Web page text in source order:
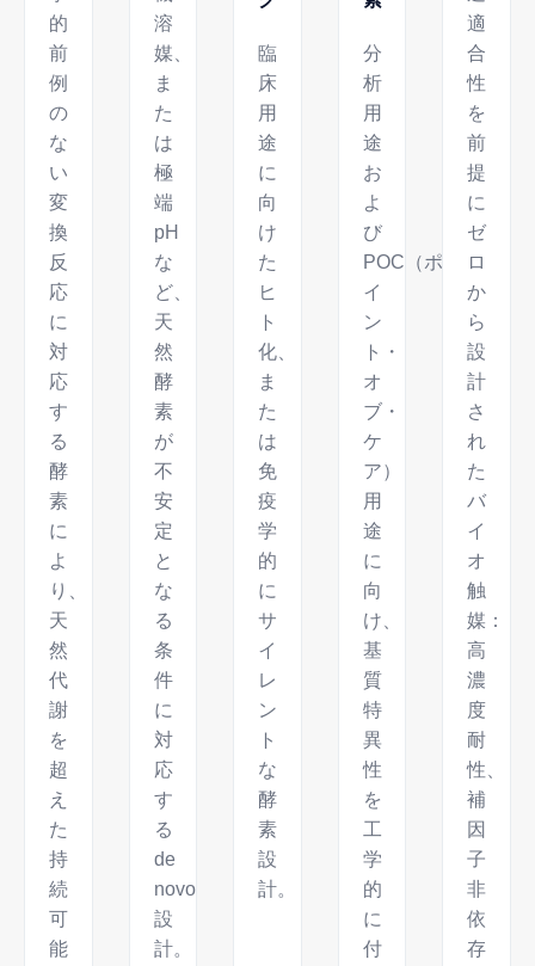
的
前
例
の
な
い
変
換
反
応
に
対
応
す
る
酵
素
に
よ
り、
天
然
代
謝
を
超
え
た
持
続
可
能
溶
媒、
ま
た
は
極
端
pH
な
ど、
天
然
酵
素
が
不
安
定
と
な
る
条
件
に
対
応
す
る
de
novo
設
計。
臨
床
用
途
に
向
け
た
ヒ
ト
化、
ま
た
は
免
疫
学
的
に
サ
イ
レ
ン
ト
な
酵
素
設
計。
分
析
用
途
お
よ
び
POC（ポ
イ
ン
ト・
オ
ブ・
ケ
ア）
用
途
に
向
け、
基
質
特
異
性
を
工
学
的
に
付
適
合
性
を
前
提
に
ゼ
ロ
か
ら
設
計
さ
れ
た
バ
イ
オ
触
媒：
高
濃
度
耐
性、
補
因
子
非
依
存